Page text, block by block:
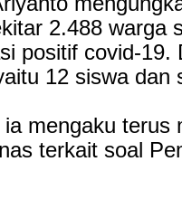
2.488 warga
positif covid-19.
12 siswa
mengaku terus
terkait soal